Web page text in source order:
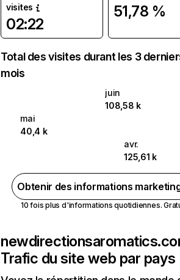
visites
02:22
51,78 %
Total des visites durant les 3
mois
juin
108,58 k
mai
40,4 k
avr.
125,61 k
Obtenir des informations
10 fois plus d'informations quotidiennes.
Trafic du site web par pays